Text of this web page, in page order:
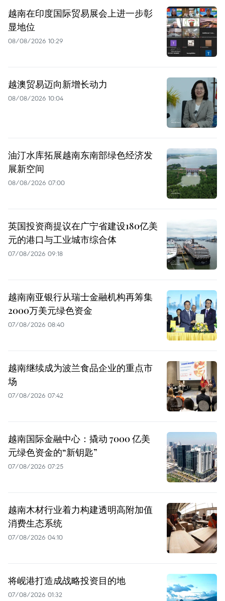
越南在印度国际贸易展会上进一步彰
显地位
08/08/2026 10:29
越澳贸易迈向新增长动力
08/08/2026 10:04
油汀水库拓展越南东南部绿色经济发
展新空间
08/08/2026 07:00
英国投资商提议在广宁省建设180亿美
元的港口与工业城市综合体
07/08/2026 09:18
越南南亚银行从瑞士金融机构再筹集
2000万美元绿色资金
07/08/2026 08:40
越南继续成为波兰食品企业的重点市
场
07/08/2026 07:42
越南国际金融中心：撬动 7000 亿美
元绿色资金的“新钥匙”
07/08/2026 07:25
越南木材行业着力构建透明高附加值
消费生态系统
07/08/2026 04:10
将岘港打造成战略投资目的地
07/08/2026 01:32